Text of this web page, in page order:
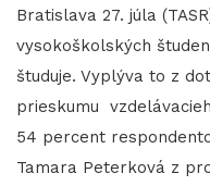
Bratislava 27. júla
vysokoškolských
študuje. Vyplýva to z
prieskumu
54 percent
Tamara Peterková z